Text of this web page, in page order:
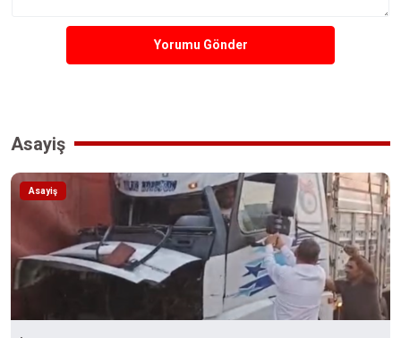
Yorumu Gönder
Asayiş
Asayiş